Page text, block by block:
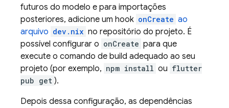
futuros do modelo e para importações
posteriores, adicione um hook onCreate ao
arquivo dev.nix no repositório do projeto. É
possível configurar o onCreate para que
execute o comando de build adequado ao seu
projeto (por exemplo, npm install ou flutter
pub get ).
Depois dessa configuração, as dependências